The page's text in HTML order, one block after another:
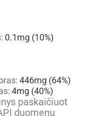
0.1mg (10%)
446mg (64%)
4mg (40%)
duomenų